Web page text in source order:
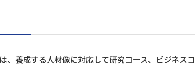
、養成する人材像に対応して研究コース、ビジネス